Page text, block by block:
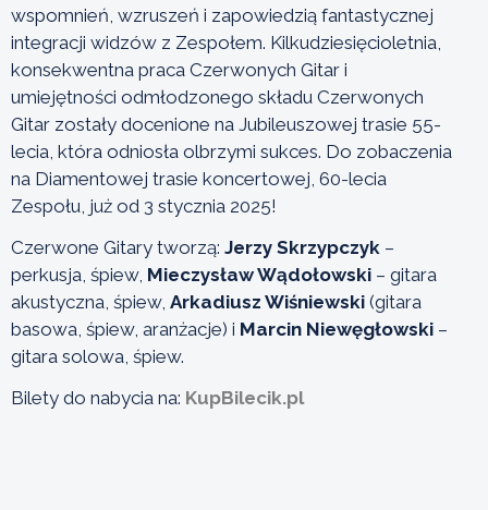
wspomnień, wzruszeń i zapowiedzią fantastycznej
integracji widzów z Zespołem. Kilkudziesięcioletnia,
konsekwentna praca Czerwonych Gitar i
umiejętności odmłodzonego składu Czerwonych
Gitar zostały docenione na Jubileuszowej trasie 55-
lecia, która odniosła olbrzymi sukces. Do zobaczenia
na Diamentowej trasie koncertowej, 60-lecia
Zespołu, już od 3 stycznia 2025!
Czerwone Gitary tworzą: Jerzy Skrzypczyk –
perkusja, śpiew, Mieczysław Wądołowski – gitara
akustyczna, śpiew, Arkadiusz Wiśniewski (gitara
basowa, śpiew, aranżacje) i Marcin Niewęgłowski –
gitara solowa, śpiew.
Bilety do nabycia na: KupBilecik.pl